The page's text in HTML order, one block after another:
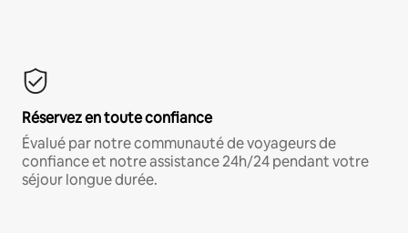
Réservez en toute confiance
Évalué par notre communauté de voyageurs de
confiance et notre assistance 24h/24 pendant votre
séjour longue durée.